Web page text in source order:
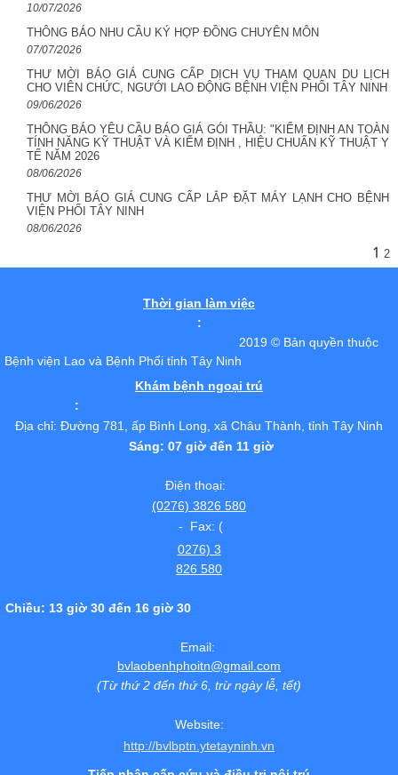
10/07/2026
THÔNG BÁO NHU CẦU KÝ HỢP ĐỒNG CHUYÊN MÔN
07/07/2026
THƯ MỜI BÁO GIÁ CUNG CẤP DỊCH VỤ THAM QUAN DU LỊCH
CHO VIÊN CHỨC, NGƯỚI LAO ĐỘNG BỆNH VIỆN PHỔI TÂY NINH
09/06/2026
THÔNG BÁO YÊU CẦU BÁO GIÁ GÓI THẦU: "KIỂM ĐỊNH AN TOÀN
TÍNH NĂNG KỸ THUẬT VÀ KIỂM ĐỊNH , HIỆU CHUẨN KỸ THUẬT Y
TẾ NĂM 2026
08/06/2026
THƯ MỜI BÁO GIÁ CUNG CẤP LẮP ĐẶT MÁY LẠNH CHO BỆNH
VIỆN PHỔI TÂY NINH
08/06/2026
1 2
Thời gian làm việc
:
2019 © Bản quyền thuộc
Bệnh viện Lao và Bệnh Phổi tỉnh Tây Ninh
Khám bệnh ngoại trú
:
Địa chỉ: Đường 781, ấp Bình Long, xã Châu Thành, tỉnh Tây Ninh
Sáng: 07 giờ đến 11 giờ
Điện thoại:
(0276) 3826 580
- Fax: (
0276) 3
826 580
Chiều: 13 giờ 30 đến 16 giờ 30
Email:
bvlaobenhphoitn@gmail.com
(Từ thứ 2 đến thứ 6, trừ ngày lễ, tết)
Website:
http://bvlbptn.ytetayninh.vn